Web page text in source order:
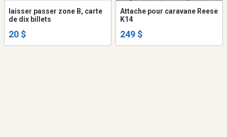
laisser passer zone B, carte
de dix billets
20 $
Attache pour caravane Reese
K14
249 $